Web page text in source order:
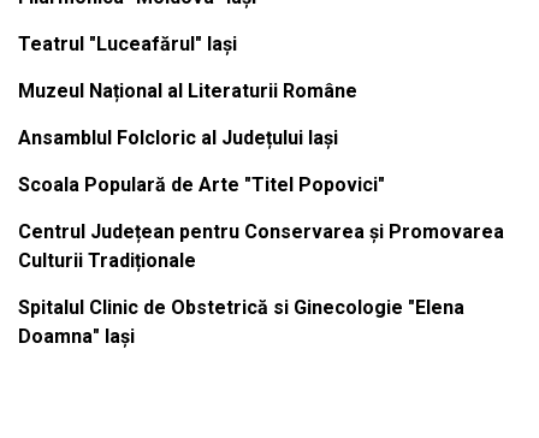
Teatrul "Luceafărul" Iași
Muzeul Național al Literaturii Române
Ansamblul Folcloric al Județului Iași
Scoala Populară de Arte "Titel Popovici"
Centrul Județean pentru Conservarea și Promovarea
Culturii Tradiționale
Spitalul Clinic de Obstetrică si Ginecologie "Elena
Doamna" Iași